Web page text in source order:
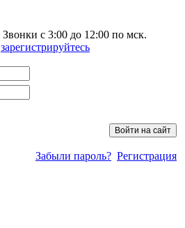
Звонки с 3:00 до 12:00 по мск.
зарегистрируйтесь
Забыли пароль? Регистрация